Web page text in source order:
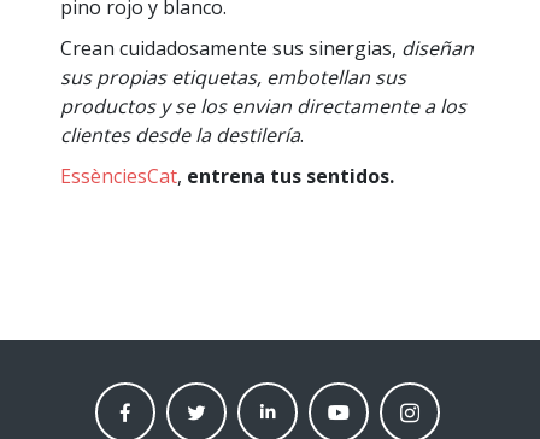
pino rojo y blanco.
Crean cuidadosamente sus sinergias, diseñan
sus propias etiquetas, embotellan sus
productos y se los envian directamente a los
clientes desde la destilería.
EssènciesCat, entrena tus sentidos.
facebook
moneder
twitter
moneder
linkedin
moneder
Youtube
moneder
instagram
moneder